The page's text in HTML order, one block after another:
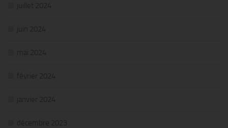
juillet 2024
juin 2024
mai 2024
février 2024
janvier 2024
décembre 2023